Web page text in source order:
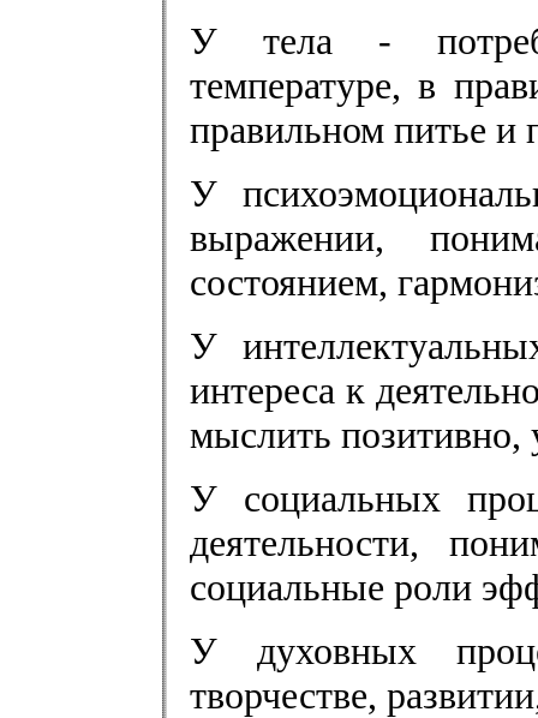
У тела -
температуре, в
правильном питье и
У
выражении,
состоянием,
У
интереса к
мыслить позитивно,
У социальных
деятельности,
социальные роли
У духовных
творчестве,